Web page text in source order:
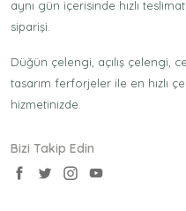
aynı gün içerisinde hızlı
siparişi.
Düğün çelengi, açılış çelengi,
tasarım ferforjeler ile en hızlı
hizmetinizde.
Bizi Takip Edin